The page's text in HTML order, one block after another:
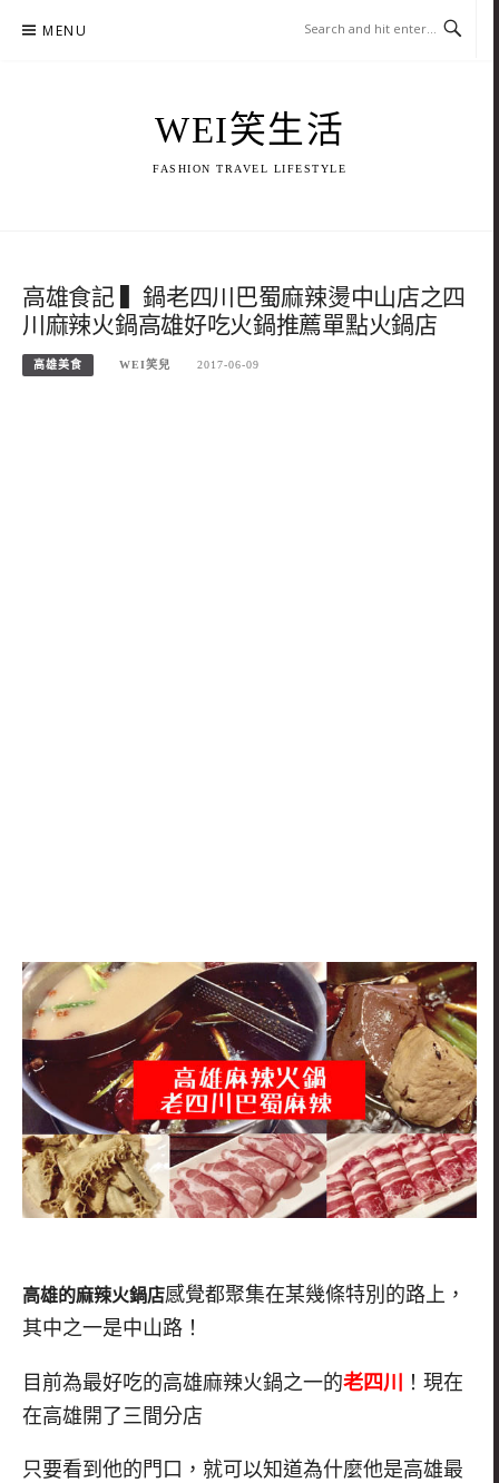
MENU
WEI笑生活
FASHION TRAVEL LIFESTYLE
高雄食記 ▍鍋老四川巴蜀麻辣燙中山店之四
川麻辣火鍋高雄好吃火鍋推薦單點火鍋店
高雄美食 WEI笑兒 2017-06-09
高雄的麻辣火鍋店感覺都聚集在某幾條特別的路上，
其中之一是中山路！
目前為最好吃的高雄麻辣火鍋之一的老四川
！現在
在高雄開了三間分店
只要看到他的門口，就可以知道為什麼他是高雄最